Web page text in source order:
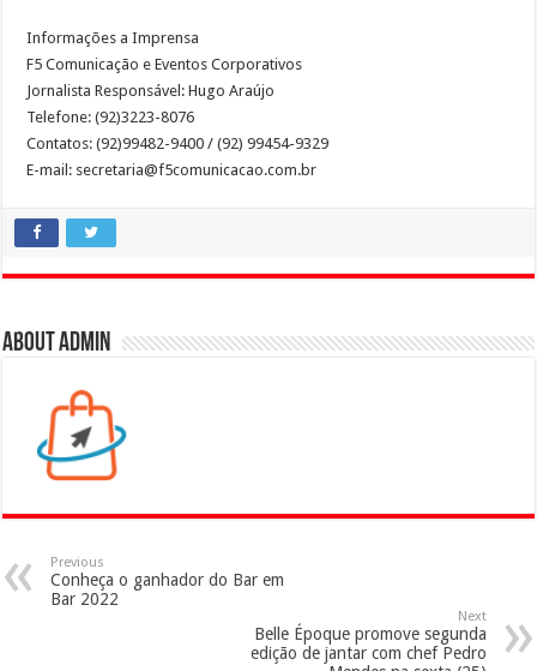
Informações a Imprensa
F5 Comunicação e Eventos Corporativos
Jornalista Responsável: Hugo Araújo
Telefone: (92)3223-8076
Contatos: (92)99482-9400 / (92) 99454-9329
E-mail: secretaria@f5comunicacao.com.br
About admin
Previous
Conheça o ganhador do Bar em
Bar 2022
Next
Belle Époque promove segunda
edição de jantar com chef Pedro